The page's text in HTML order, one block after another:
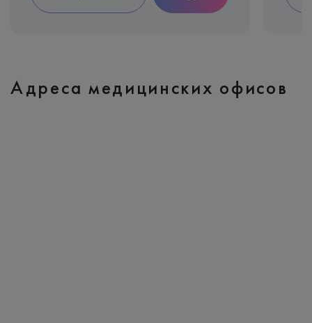
Адреса медицинских офисов